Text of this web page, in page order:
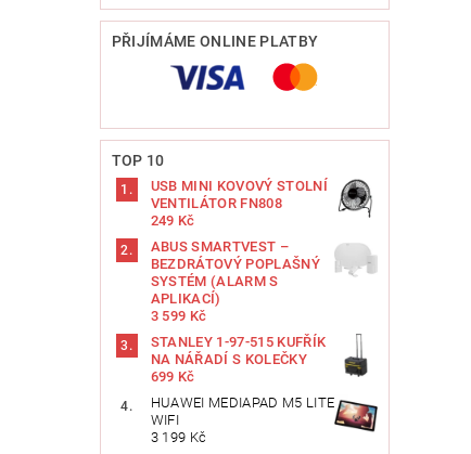
PŘIJÍMÁME ONLINE PLATBY
TOP 10
USB MINI KOVOVÝ STOLNÍ
VENTILÁTOR FN808
249 Kč
ABUS SMARTVEST –
BEZDRÁTOVÝ POPLAŠNÝ
SYSTÉM (ALARM S
APLIKACÍ)
3 599 Kč
STANLEY 1-97-515 KUFŘÍK
NA NÁŘADÍ S KOLEČKY
699 Kč
HUAWEI MEDIAPAD M5 LITE
WIFI
3 199 Kč